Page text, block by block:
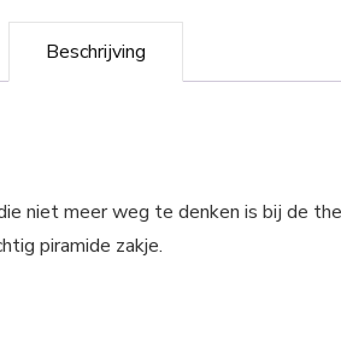
Beschrijving
niet meer weg te denken is bij de
piramide zakje.